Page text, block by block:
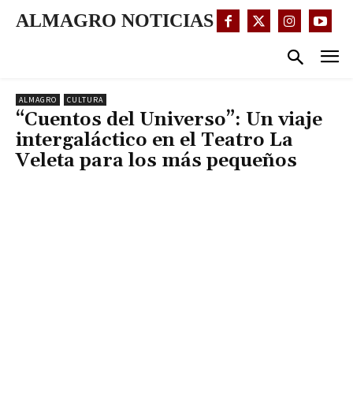
ALMAGRO NOTICIAS
ALMAGRO CULTURA
“Cuentos del Universo”: Un viaje
intergaláctico en el Teatro La
Veleta para los más pequeños